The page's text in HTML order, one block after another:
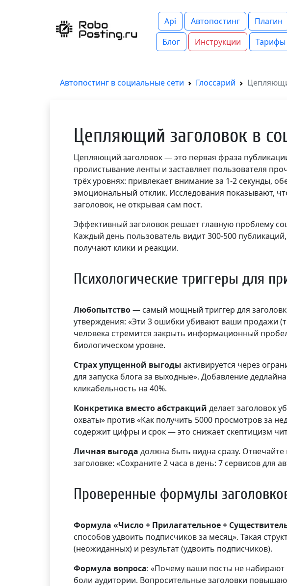
Api Автопостинг Плагин
Блог
Инструкции Тарифы
Автопостинг в социальные сети Глоссарий
Цепляющий заголовок в
Цепляющий заголовок — это первая фраза
пролистывание ленты и заставляет пользователя
трёх уровнях: привлекает внимание за 1-2 секунды,
эмоциональный отклик. Исследования показывают,
заголовок, не открывая сам пост.
Эффективный заголовок решает главную проблему
Каждый день пользователь видит 300-500
получают клики и реакции.
Психологические триггеры для
Любопытство— самый мощный триггер для
утверждения: «Эти 3 ошибки убивают ваши продажи
человека стремится закрыть информационный
биологическом уровне.
Страх упущенной выгоды активируется через
для запуска блога за выходные». Добавление
кликабельность на 40%.
Конкретика вместо абстракций делает заголовок
охваты» против «Как получить 5000 просмотров за
содержит цифры и срок — это снижает скептицизм
Личная выгода должна быть видна сразу.
заголовке: «Сохраните 2 часа в день: 7 сервисов для
Проверенные формулы
Формула «Число + Прилагательное +
способов удвоить подписчиков за месяц». Такая
(неожиданных) и результат (удвоить подписчиков).
Формула вопроса: «Почему ваши посты не
боли аудитории. Вопросительные заголовки